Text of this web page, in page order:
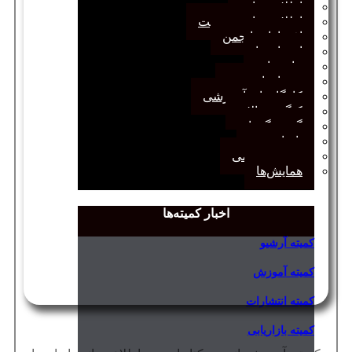
اطلاعیه‌ها
اطلاعیه‌های عضویت
افتخارات انجمن
انتصاب‌ها
بیانیه‌ها
رویدادهای مهم
کارگاه‌های آموزشی
کنگره سالانه
گفت‌وگوها
یادداشت
مجمع عمومی
همایش‌ها
اخبار کمیته‌ها
کمیته آرشیو
کمیته آموزش
کمیته انتشارات
کمیته بازاریابی